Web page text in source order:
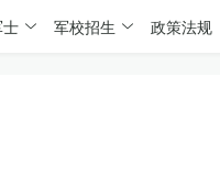
军校招生 政策法规